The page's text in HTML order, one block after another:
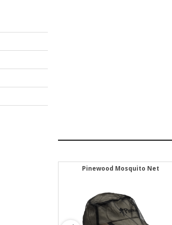
Pinewood Mosquito Net